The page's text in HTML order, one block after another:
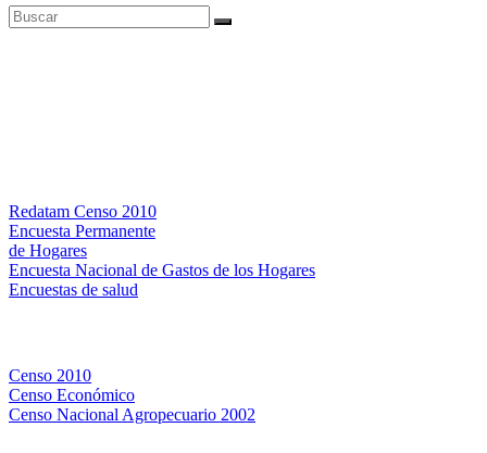
Redatam Censo 2010
Encuesta Permanente
de Hogares
Encuesta Nacional de Gastos de los Hogares
Encuestas de salud
Censo 2010
Censo Económico
Censo Nacional Agropecuario 2002